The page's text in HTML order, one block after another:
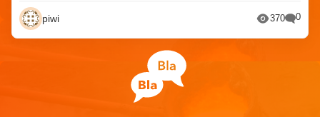
piwi 370 0